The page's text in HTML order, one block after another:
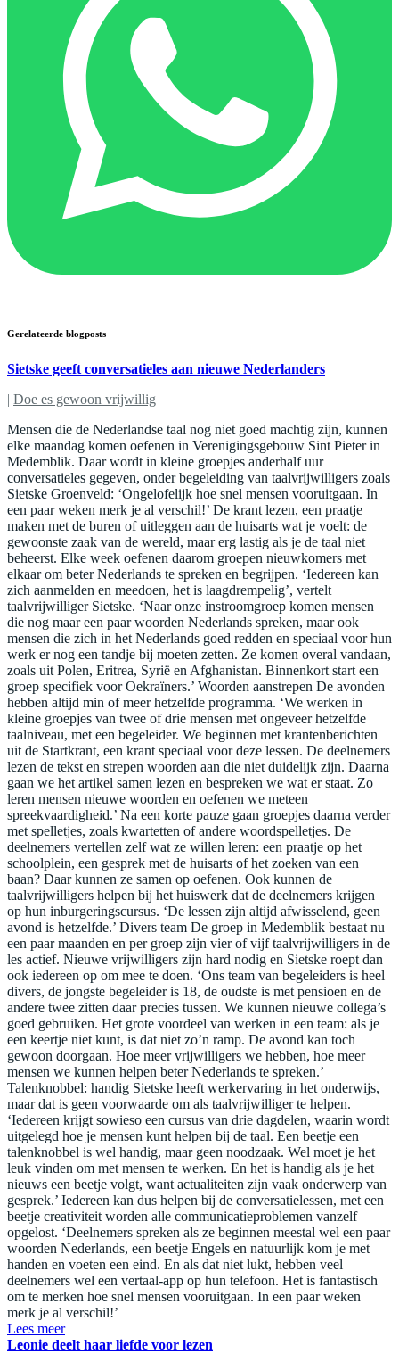
Gerelateerde blogposts
Sietske geeft conversatieles aan nieuwe Nederlanders
| Doe es gewoon vrijwillig
Mensen die de Nederlandse taal nog niet goed machtig zijn, kunnen
elke maandag komen oefenen in Verenigingsgebouw Sint Pieter in
Medemblik. Daar wordt in kleine groepjes anderhalf uur
conversatieles gegeven, onder begeleiding van taalvrijwilligers zoals
Sietske Groenveld: ‘Ongelofelijk hoe snel mensen vooruitgaan. In
een paar weken merk je al verschil!’ De krant lezen, een praatje
maken met de buren of uitleggen aan de huisarts wat je voelt: de
gewoonste zaak van de wereld, maar erg lastig als je de taal niet
beheerst. Elke week oefenen daarom groepen nieuwkomers met
elkaar om beter Nederlands te spreken en begrijpen. ‘Iedereen kan
zich aanmelden en meedoen, het is laagdrempelig’, vertelt
taalvrijwilliger Sietske. ‘Naar onze instroomgroep komen mensen
die nog maar een paar woorden Nederlands spreken, maar ook
mensen die zich in het Nederlands goed redden en speciaal voor hun
werk er nog een tandje bij moeten zetten. Ze komen overal vandaan,
zoals uit Polen, Eritrea, Syrië en Afghanistan. Binnenkort start een
groep specifiek voor Oekraïners.’ Woorden aanstrepen De avonden
hebben altijd min of meer hetzelfde programma. ‘We werken in
kleine groepjes van twee of drie mensen met ongeveer hetzelfde
taalniveau, met een begeleider. We beginnen met krantenberichten
uit de Startkrant, een krant speciaal voor deze lessen. De deelnemers
lezen de tekst en strepen woorden aan die niet duidelijk zijn. Daarna
gaan we het artikel samen lezen en bespreken we wat er staat. Zo
leren mensen nieuwe woorden en oefenen we meteen
spreekvaardigheid.’ Na een korte pauze gaan groepjes daarna verder
met spelletjes, zoals kwartetten of andere woordspelletjes. De
deelnemers vertellen zelf wat ze willen leren: een praatje op het
schoolplein, een gesprek met de huisarts of het zoeken van een
baan? Daar kunnen ze samen op oefenen. Ook kunnen de
taalvrijwilligers helpen bij het huiswerk dat de deelnemers krijgen
op hun inburgeringscursus. ‘De lessen zijn altijd afwisselend, geen
avond is hetzelfde.’ Divers team De groep in Medemblik bestaat nu
een paar maanden en per groep zijn vier of vijf taalvrijwilligers in de
les actief. Nieuwe vrijwilligers zijn hard nodig en Sietske roept dan
ook iedereen op om mee te doen. ‘Ons team van begeleiders is heel
divers, de jongste begeleider is 18, de oudste is met pensioen en de
andere twee zitten daar precies tussen. We kunnen nieuwe collega’s
goed gebruiken. Het grote voordeel van werken in een team: als je
een keertje niet kunt, is dat niet zo’n ramp. De avond kan toch
gewoon doorgaan. Hoe meer vrijwilligers we hebben, hoe meer
mensen we kunnen helpen beter Nederlands te spreken.’
Talenknobbel: handig Sietske heeft werkervaring in het onderwijs,
maar dat is geen voorwaarde om als taalvrijwilliger te helpen.
‘Iedereen krijgt sowieso een cursus van drie dagdelen, waarin wordt
uitgelegd hoe je mensen kunt helpen bij de taal. Een beetje een
talenknobbel is wel handig, maar geen noodzaak. Wel moet je het
leuk vinden om met mensen te werken. En het is handig als je het
nieuws een beetje volgt, want actualiteiten zijn vaak onderwerp van
gesprek.’ Iedereen kan dus helpen bij de conversatielessen, met een
beetje creativiteit worden alle communicatieproblemen vanzelf
opgelost. ‘Deelnemers spreken als ze beginnen meestal wel een paar
woorden Nederlands, een beetje Engels en natuurlijk kom je met
handen en voeten een eind. En als dat niet lukt, hebben veel
deelnemers wel een vertaal-app op hun telefoon. Het is fantastisch
om te merken hoe snel mensen vooruitgaan. In een paar weken
merk je al verschil!’
Lees meer
Leonie deelt haar liefde voor lezen